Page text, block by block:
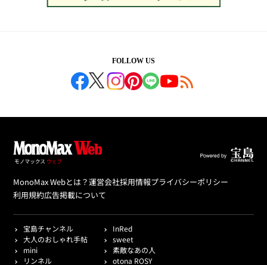
FOLLOW US
MonoMax Webとは？運営会社採用情報プライバシーポリシー
利用規約広告掲載について
宝島チャンネル
InRed
大人のおしゃれ手帖
sweet
mini
素敵なあの人
リンネル
otona ROSY